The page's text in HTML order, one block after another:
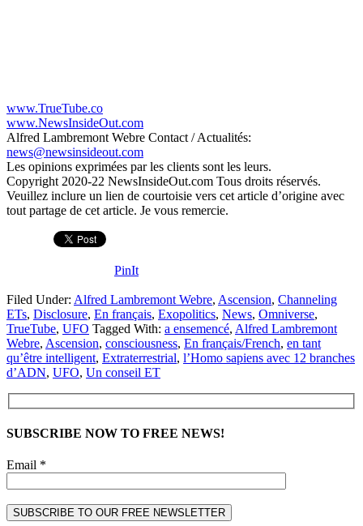
www.TrueTube.co
www.NewsInsideOut.com
Alfred Lambremont Webre Contact / Actualités:
news@newsinsideout.com
Les opinions exprimées par les clients sont les leurs.
Copyright 2020-22 NewsInsideOut.com Tous droits réservés.
Veuillez inclure un lien de courtoisie vers cet article d’origine avec
tout partage de cet article. Je vous remercie.
PinIt
Filed Under: Alfred Lambremont Webre, Ascension, Channeling
ETs, Disclosure, En français, Exopolitics, News, Omniverse,
TrueTube, UFO Tagged With: a ensemencé, Alfred Lambremont
Webre, Ascension, consciousness, En français/French, en tant
qu’être intelligent, Extraterrestrial, l’Homo sapiens avec 12 branches
d’ADN, UFO, Un conseil ET
SUBSCRIBE NOW TO FREE NEWS!
Email *